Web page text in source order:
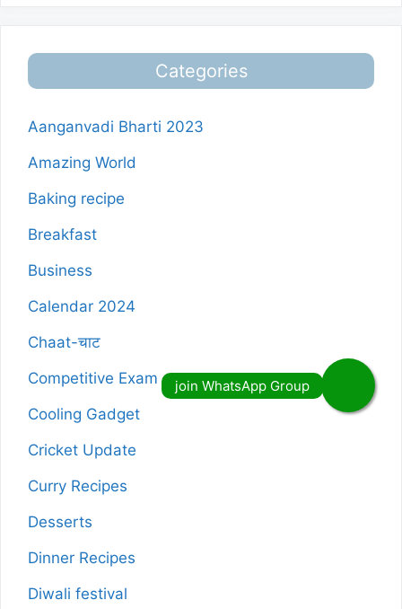
Categories
Aanganvadi Bharti 2023
Amazing World
Baking recipe
Breakfast
Business
Calendar 2024
Chaat-चाट
Competitive Exam
Cooling Gadget
Cricket Update
Curry Recipes
Desserts
Dinner Recipes
Diwali festival